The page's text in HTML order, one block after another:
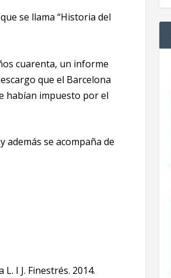
se llama “Historia del
cuarenta, un informe
que el Barcelona
habían impuesto por el
además se acompaña de
I J. Finestrés. 2014.